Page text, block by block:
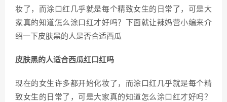
妆了，而涂口红几乎就是每个精致女生的日常了，可是大
家真的知道怎么涂口红才好吗？下面就让辣妈营小编来介
绍一下皮肤黑的人是否合适西瓜
皮肤黑的人适合西瓜红口红吗
现在的女生许多都开始化妆了，而涂口红几乎就是每个精
致女生的日常了，可是大家真的知道怎么涂口红才好吗？